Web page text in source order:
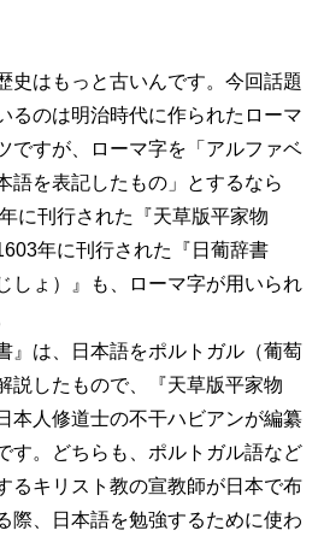
史はもっと古いんです。今回話題
るのは明治時代に作られたローマ
ですが、ローマ字を「アルファベ
語を表記したもの」とするなら
に刊行された『天草版平家物
年に刊行された『日葡辞書
しょ）』も、ローマ字が用いられ
』は、日本語をポルトガル（葡萄
説したもので、『天草版平家物
本人修道士の不干ハビアンが編纂
す。どちらも、ポルトガル語など
るキリスト教の宣教師が日本で布
際、日本語を勉強するために使わ